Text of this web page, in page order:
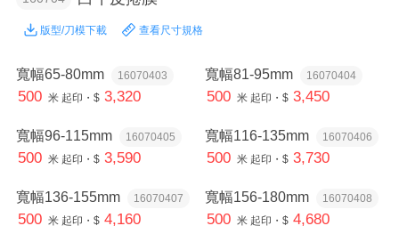
版型/刀模下載 查看尺寸規格
寬幅65-80mm 16070403
500 米 起印・$ 3,320
寬幅81-95mm 16070404
500 米 起印・$ 3,450
寬幅96-115mm 16070405
500 米 起印・$ 3,590
寬幅116-135mm 16070406
500 米 起印・$ 3,730
寬幅136-155mm 16070407
500 米 起印・$ 4,160
寬幅156-180mm 16070408
500 米 起印・$ 4,680